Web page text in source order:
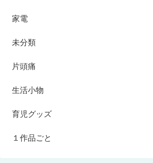
家電
未分類
片頭痛
生活小物
育児グッズ
１作品ごと